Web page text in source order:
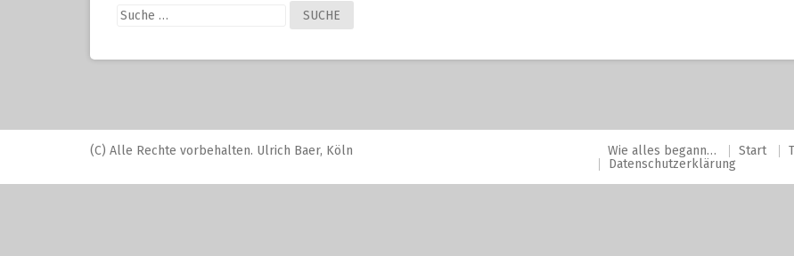
Suche
nach:
(C) Alle Rechte vorbehalten. Ulrich Baer, Köln Wie alles begann… Start
Datenschutzerklärung